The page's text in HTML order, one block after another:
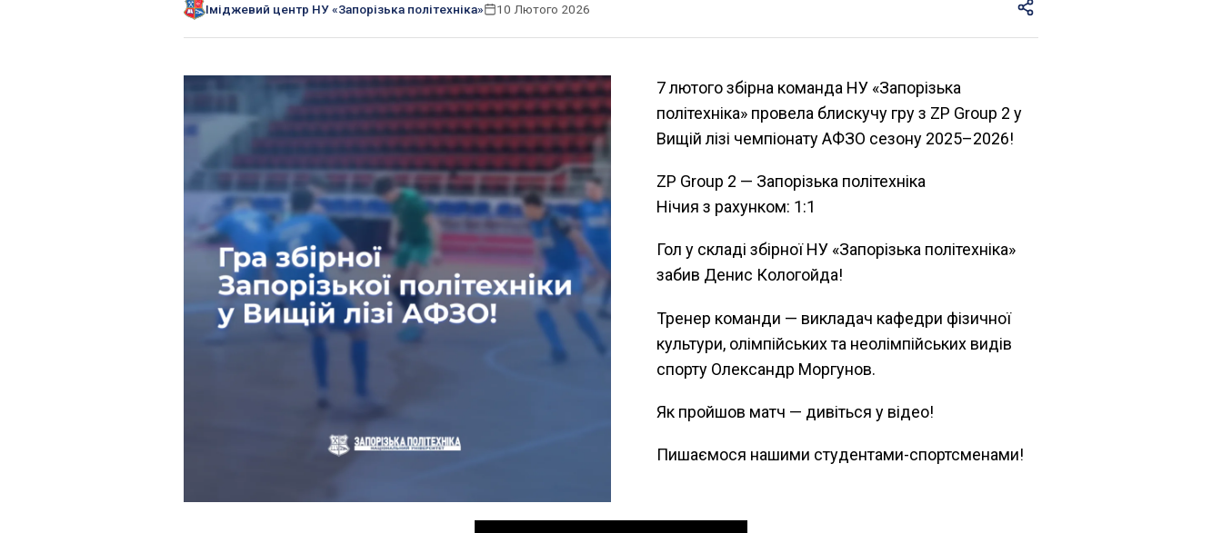
Іміджевий центр НУ «Запорізька політехніка» 10 Лютого 2026
7 лютого збірна команда НУ «Запорізька
політехніка» провела блискучу гру з ZP Group 2 у
Вищій лізі чемпіонату АФЗО сезону 2025–2026!
ZP Group 2 — Запорізька політехніка
Нічия з рахунком: 1:1
Гол у складі збірної НУ «Запорізька політехніка»
забив Денис Кологойда!
Тренер команди — викладач кафедри фізичної
культури, олімпійських та неолімпійських видів
спорту Олександр Моргунов.
Як пройшов матч — дивіться у відео!
Пишаємося нашими студентами-спортсменами!